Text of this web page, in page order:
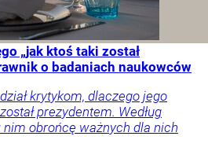
„jak ktoś taki został
o badaniach naukowców
krytykom, dlaczego jego
prezydentem. Według
obrońcę ważnych dla nich